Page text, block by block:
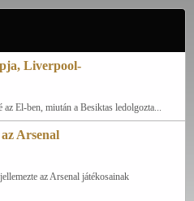
Liverpool-
El-ben, miután a Besiktas ledolgozta...
Arsenal
az Arsenal játékosainak